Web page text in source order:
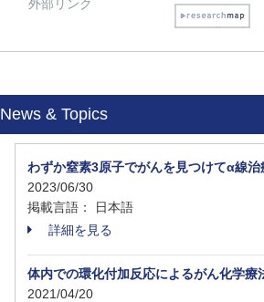
外部リンク
News & Topics
わずか窒素3原子でがんを見つけてα線
2023/06/30
掲載言語： 日本語
詳細を見る
体内での環化付加反応によるがん化学
2021/04/20